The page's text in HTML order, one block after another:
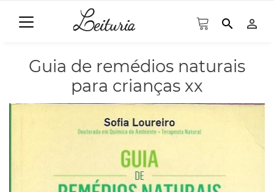
search person_outline
Guia de remédios naturais
para crianças xx